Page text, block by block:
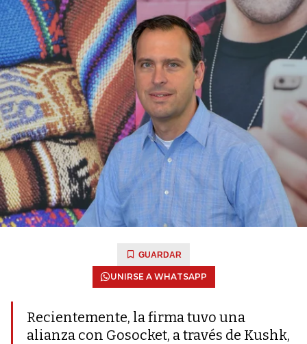
GUARDAR
UNIRSE A WHATSAPP
Recientemente, la firma tuvo una
alianza con Gosocket, a través de Kushk,